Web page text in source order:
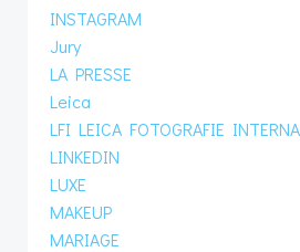
INSTAGRAM
Jury
LA PRESSE
Leica
LFI LEICA FOTOGRAFIE
LINKEDIN
LUXE
MAKEUP
MARIAGE